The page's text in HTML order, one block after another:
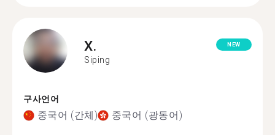
X.
Siping
NEW
구사언어
중국어 (간체) 중국어 (광동어)